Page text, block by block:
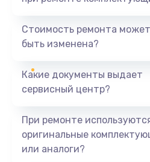
1395 руб.
Замена
Замена USB
Стоимость ремонта может
быть изменена?
Какие документы выдает
сервисный центр?
При ремонте
оригинальные
или аналоги?